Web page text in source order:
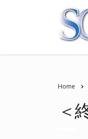
Home
＜